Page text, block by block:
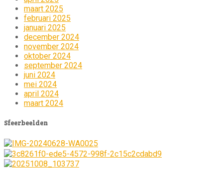
maart 2025
februari 2025
januari 2025
december 2024
november 2024
oktober 2024
september 2024
juni 2024
mei 2024
april 2024
maart 2024
Sfeerbeelden